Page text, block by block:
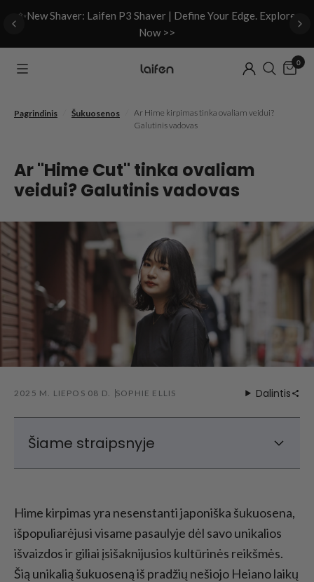
✨New Shaver: Laifen P3 Shaver | Define Your Edge. Explore
Now >>
0
Pagrindinis Šukuosenos
Ar Hime kirpimas tinka ovaliam veidui?
Galutinis vadovas
Ar "Hime Cut" tinka ovaliam
veidui? Galutinis vadovas
2025 M. LIEPOS 08 D. SOPHIE ELLIS Dalintis
Šiame straipsnyje
Geriausi "Hime Cut" variantai ovaliam veidui
Autentiška plaukų tendencijų statistika
Išvada
Hime kirpimas yra nesenstanti japoniška šukuosena,
išpopuliarėjusi visame pasaulyje dėl savo unikalios
išvaizdos ir giliai įsišaknijusios kultūrinės reikšmės.
Šią unikalią šukuoseną iš pradžių nešiojo Heiano laikų